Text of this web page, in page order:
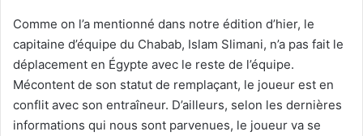
Comme on l’a mentionné dans notre édition d’hier, le
capitaine d’équipe du Chabab, Islam Slimani, n’a pas fait le
déplacement en Égypte avec le reste de l’équipe.
Mécontent de son statut de remplaçant, le joueur est en
conflit avec son entraîneur. D’ailleurs, selon les dernières
informations qui nous sont parvenues, le joueur va se